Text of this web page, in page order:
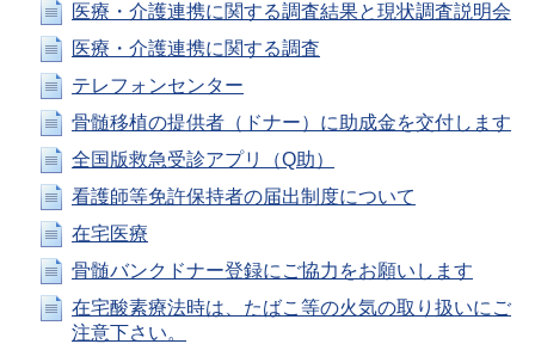
医療・介護連携に関する調査結果と現状調査説明会
医療・介護連携に関する調査
テレフォンセンター
骨髄移植の提供者（ドナー）に助成金を交付します
全国版救急受診アプリ（Q助）
看護師等免許保持者の届出制度について
在宅医療
骨髄バンクドナー登録にご協力をお願いします
在宅酸素療法時は、たばこ等の火気の取り扱いにご
注意下さい。